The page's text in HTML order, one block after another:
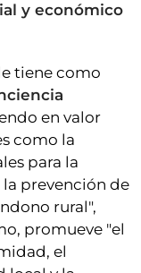
y económico
tiene como
en valor
como la
para la
la prevención de
rural",
promueve "el
el